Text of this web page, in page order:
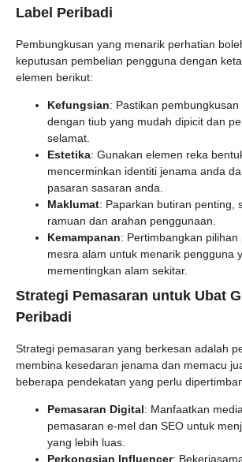
Label Peribadi
Pembungkusan yang menarik perhatian
keputusan pembelian pengguna dengan
elemen berikut:
Kefungsian: Pastikan pembungkusan
dengan tiub yang mudah dipicit dan
selamat.
Estetika: Gunakan elemen reka
mencerminkan identiti jenama anda
pasaran sasaran anda.
Maklumat: Paparkan butiran penting,
ramuan dan arahan penggunaan.
Kemampanan: Pertimbangkan pilihan
mesra alam untuk menarik pengguna
mementingkan alam sekitar.
Strategi Pemasaran untuk Ubat
Peribadi
Strategi pemasaran yang berkesan adalah
membina kesedaran jenama dan memacu
beberapa pendekatan yang perlu
Pemasaran Digital: Manfaatkan
pemasaran e-mel dan SEO untuk
yang lebih luas.
Perkongsian Influencer: